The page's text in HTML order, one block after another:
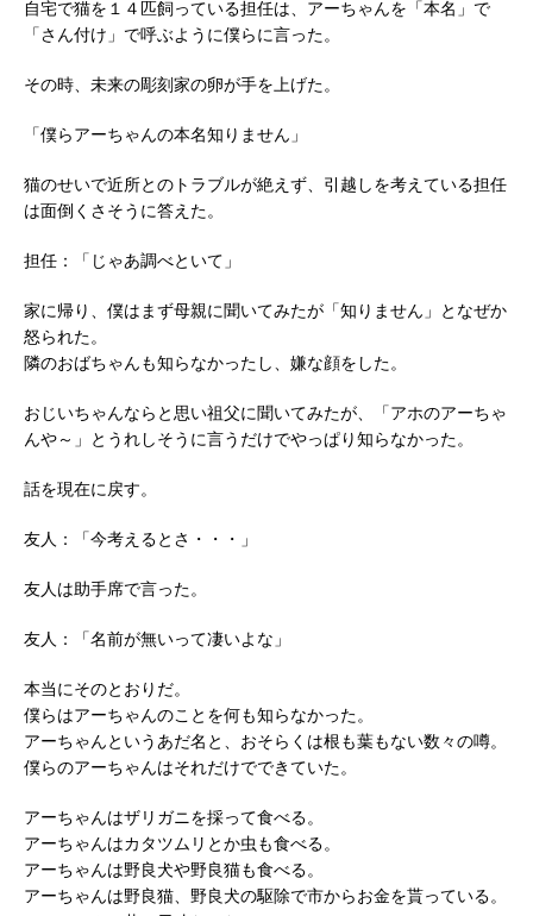
自宅で猫を１４匹飼っている担任は、アーちゃんを「本名」で
「さん付け」で呼ぶように僕らに言った。
その時、未来の彫刻家の卵が手を上げた。
「僕らアーちゃんの本名知りません」
猫のせいで近所とのトラブルが絶えず、引越しを考えている担任
は面倒くさそうに答えた。
担任：「じゃあ調べといて」
家に帰り、僕はまず母親に聞いてみたが「知りません」となぜか
怒られた。
隣のおばちゃんも知らなかったし、嫌な顔をした。
おじいちゃんならと思い祖父に聞いてみたが、「アホのアーちゃ
んや～」とうれしそうに言うだけでやっぱり知らなかった。
話を現在に戻す。
友人：「今考えるとさ・・・」
友人は助手席で言った。
友人：「名前が無いって凄いよな」
本当にそのとおりだ。
僕らはアーちゃんのことを何も知らなかった。
アーちゃんというあだ名と、おそらくは根も葉もない数々の噂。
僕らのアーちゃんはそれだけでできていた。
アーちゃんはザリガニを採って食べる。
アーちゃんはカタツムリとか虫も食べる。
アーちゃんは野良犬や野良猫も食べる。
アーちゃんは野良猫、野良犬の駆除で市からお金を貰っている。